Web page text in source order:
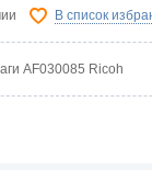
В список
AF030085 Ricoh